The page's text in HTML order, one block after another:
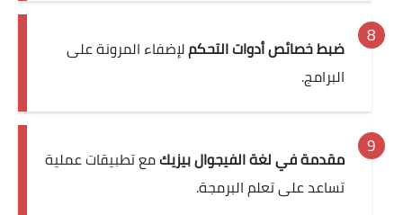
ضبط خصائص أدوات التحكملإضفاء المرونة على
البرامج.
مقدمة في لغة الفيجوال بيزيكمع تطبيقات عملية
تساعد على تعلم البرمجة.